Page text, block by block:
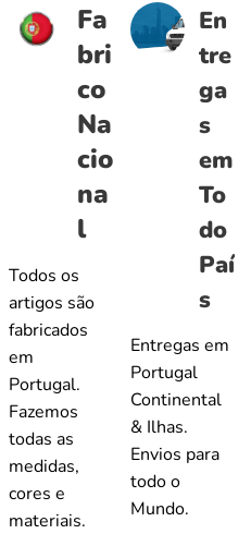
Fa
bri
co
Na
cio
na
l
Todos os
artigos são
fabricados
em
Portugal.
Fazemos
todas as
medidas,
cores e
materiais.
En
tre
ga
s
em
To
do
Paí
s
Entregas em
Portugal
Continental
& Ilhas.
Envios para
todo o
Mundo.